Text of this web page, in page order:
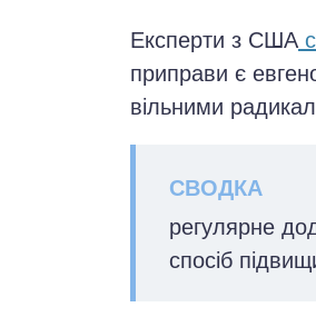
Експерти з США
приправи є
вільними
регулярне
спосіб